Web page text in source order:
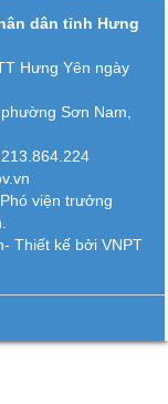
dân tỉnh Hưng
Hưng Yên ngày
Sơn Nam,
viện trưởng
Thiết kế bởi VNPT